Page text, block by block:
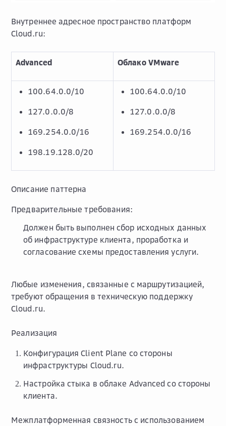
Внутреннее адресное пространство платформ
Cloud.ru:
Advanced Облако VMware
100.64.0.0/10
127.0.0.0/8
169.254.0.0/16
198.19.128.0/20
100.64.0.0/10
127.0.0.0/8
169.254.0.0/16
Описание паттерна
Предварительные требования:
Должен быть выполнен сбор исходных данных
об инфраструктуре клиента, проработка и
согласование схемы предоставления услуги.
Любые изменения, связанные с маршрутизацией,
требуют обращения в техническую поддержку
Cloud.ru.
Реализация
Конфигурация Client Plane со стороны
инфраструктуры Cloud.ru.
Настройка стыка в облаке Advanced со стороны
клиента.
Межплатформенная связность с использованием